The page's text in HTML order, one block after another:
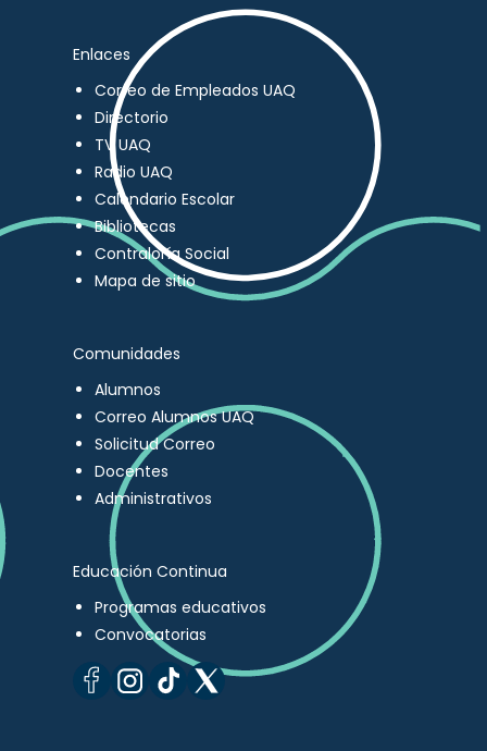
Enlaces
Correo de Empleados UAQ
Directorio
TV UAQ
Radio UAQ
Calendario Escolar
Bibliotecas
Contraloría Social
Mapa de sitio
Comunidades
Alumnos
Correo Alumnos UAQ
Solicitud Correo
Docentes
Administrativos
Educación Continua
Programas educativos
Convocatorias